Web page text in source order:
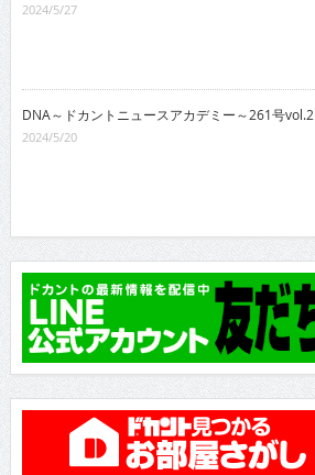
2024/5/27
DNA～ドカントニュースアカデミー～261号vol.2
2024/5/20